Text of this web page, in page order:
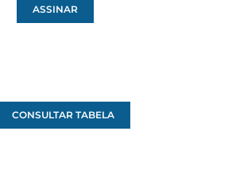
ASSINAR
CONSULTAR TABELA